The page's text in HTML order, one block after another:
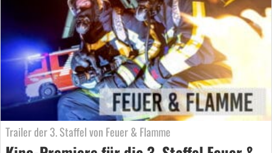
Trailer der 3. Staffel von Feuer & Flamme